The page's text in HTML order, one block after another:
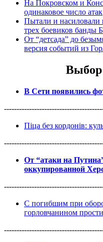
На Покровском и
одинаковое число атак
Пытали и насиловали
трех боевиков банды
От “детсада” до
версия событий из
Выбор
В Сети появились
Піца без кордонів:
От “атаки на
оккупированной
С погибшим при
горловчанином